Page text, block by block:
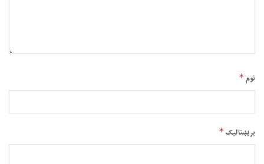
نوم*
بریښنالیک*